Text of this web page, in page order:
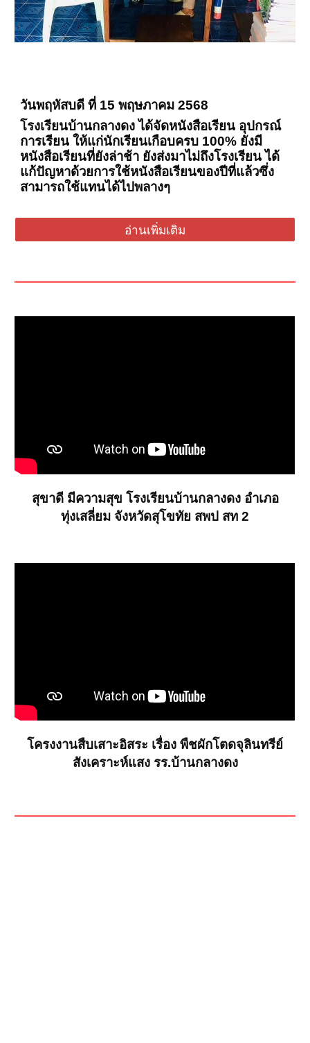
วันพฤหัสบดี ที่ 15 พฤษภาคม 2568
โรงเรียนบ้านกลางดง ได้จัดหนังสือเรียน อุปกรณ์
การเรียน ให้แก่นักเรียนเกือบครบ 100% ยังมี
หนังสือเรียนที่ยังล่าช้า ยังส่งมาไม่ถึงโรงเรียน ได้
แก้ปัญหาด้วยการใช้หนังสือเรียนของปีที่แล้วซึ่ง
สามารถใช้แทนได้ไปพลางๆ
อ่านเพิ่มเติม
สุขาดี มีความสุข โรงเรียนบ้านกลางดง อำเภอ
ทุ่งเสลี่ยม จังหวัดสุโขทัย สพป สท 2
โครงงานสืบเสาะอิสระ เรื่อง พืชผักโตดจุลินทรีย์
สังเคราะห์แสง รร.บ้านกลางดง